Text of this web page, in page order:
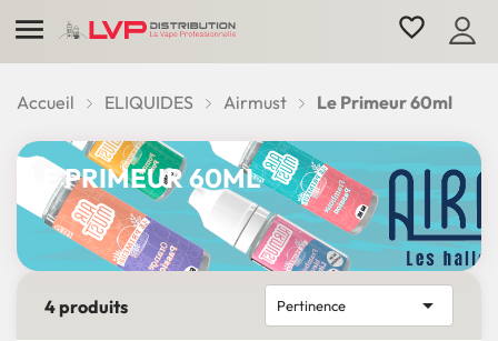
 favorite_border
Accueil ELIQUIDES Airmust Le Primeur 60ml
LE PRIMEUR 60ML
4 produits Pertinence 